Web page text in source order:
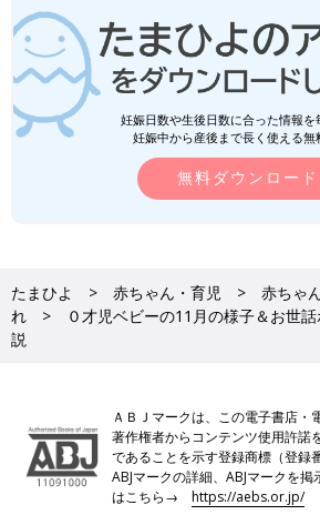
妊娠日数や生後日数に合った情報を
妊娠中から産後まで長く使える無
無料ダウンロード
たまひよ 赤ちゃん・育児 赤ちゃ
れ
０才児ベビーの11月の様子＆お世
説
ＡＢＪマークは、この電子書店・
著作権者からコンテンツ使用許諾
であることを示す登録商標（登録
ABJマークの詳細、ABJマークを
はこちら→https://aebs.or.jp/